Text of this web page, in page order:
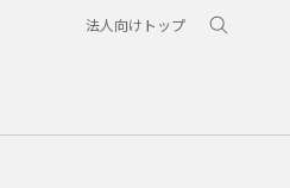
法人向けトップ